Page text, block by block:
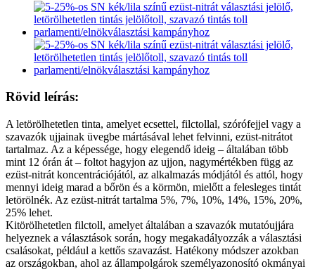
Rövid leírás:
A letörölhetetlen tinta, amelyet ecsettel, filctollal, szórófejjel vagy a
szavazók ujjainak üvegbe mártásával lehet felvinni, ezüst-nitrátot
tartalmaz. Az a képessége, hogy elegendő ideig – általában több
mint 12 órán át – foltot hagyjon az ujjon, nagymértékben függ az
ezüst-nitrát koncentrációjától, az alkalmazás módjától és attól, hogy
mennyi ideig marad a bőrön és a körmön, mielőtt a felesleges tintát
letörölnék. Az ezüst-nitrát tartalma 5%, 7%, 10%, 14%, 15%, 20%,
25% lehet.
Kitörölhetetlen filctoll, amelyet általában a szavazók mutatóujjára
helyeznek a választások során, hogy megakadályozzák a választási
csalásokat, például a kettős szavazást. Hatékony módszer azokban
az országokban, ahol az állampolgárok személyazonosító okmányai